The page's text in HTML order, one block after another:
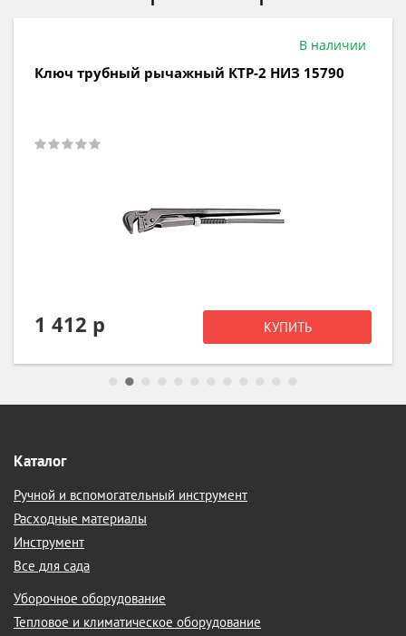
В наличии
Ключ трубный рычажный КТР-2 НИЗ 15790
1 412 р КУПИТЬ
Каталог
Ручной и вспомогательный инструмент
Расходные материалы
Инструмент
Все для сада
Уборочное оборудование
Тепловое и климатическое оборудование